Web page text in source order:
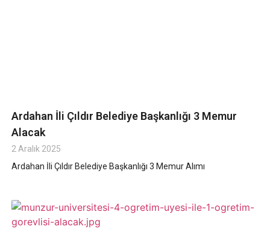
Ardahan İli Çıldır Belediye Başkanlığı 3 Memur
Alacak
2 Aralık 2025
Ardahan İli Çıldır Belediye Başkanlığı 3 Memur Alımı